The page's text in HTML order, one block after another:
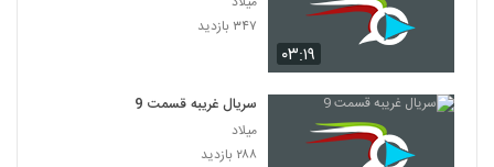
۰۳:۱۹
۳۴۷ بازدید
سریال غریبه قسمت 9
میلاد
۲۸۸ بازدید